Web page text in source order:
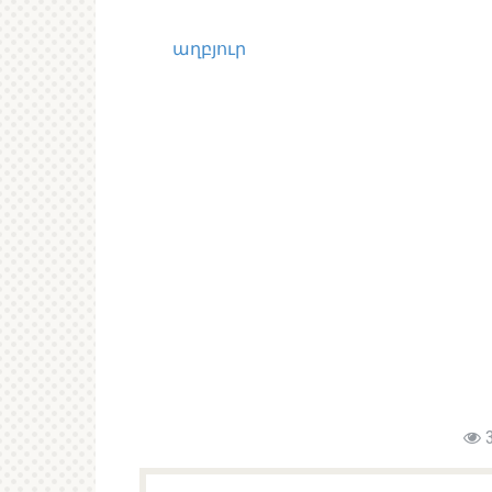
աղբյուր